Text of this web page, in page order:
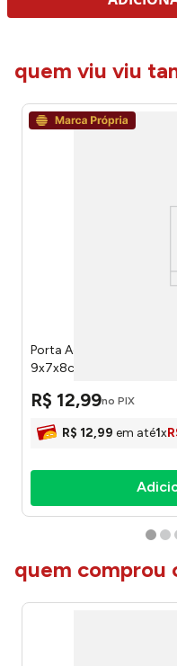
quem viu viu
Porta Acessórios Futuro
9x7x8cm LM3505FTO -
R$ 12,99no PIX
R$ 12,99 em até1x
quem comprou